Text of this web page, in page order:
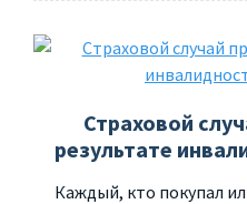
Страховой
результате
Каждый, кто покупал